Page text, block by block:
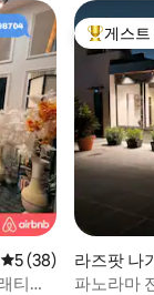
평점 5점(5점 만점),
5 (38)
티넘
상위 게
게스트
라즈팟 나
파노라마